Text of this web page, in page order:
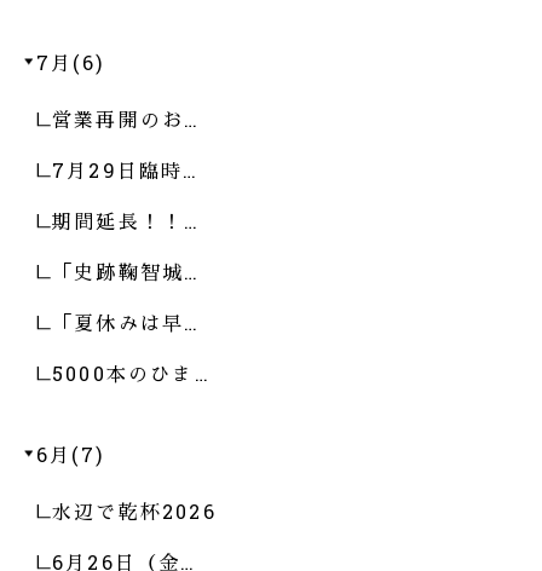
7月(6)
営業再開のお…
7月29日臨時…
期間延長！！…
「史跡鞠智城…
「夏休みは早…
5000本のひま…
6月(7)
水辺で乾杯2026
6月26日（金…